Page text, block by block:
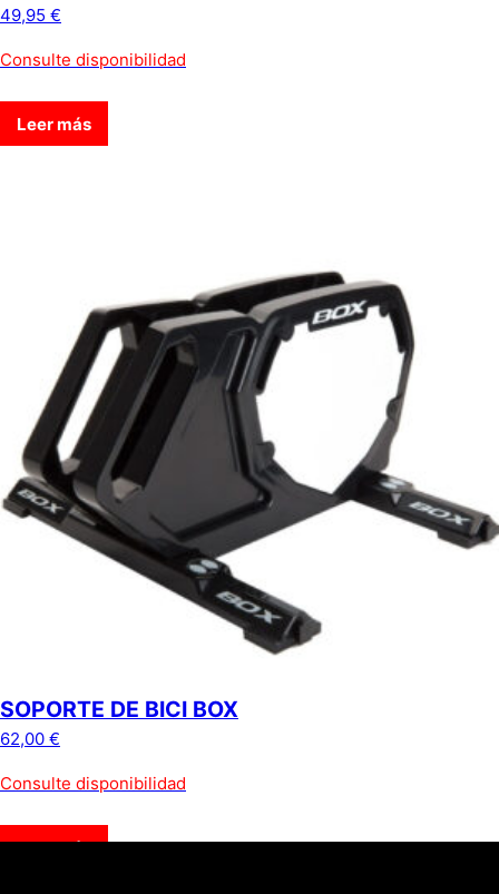
49,95 €
Consulte disponibilidad
Leer más
SOPORTE DE BICI BOX
62,00 €
Consulte disponibilidad
Leer más